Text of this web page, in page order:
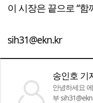
이 시장은 끝으로 “
sih31@ekn.kr
송인호 기
안녕하세요
부